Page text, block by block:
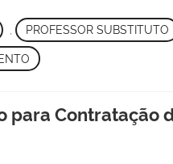
PROFESSOR SUBSTITUTO
para Contratação